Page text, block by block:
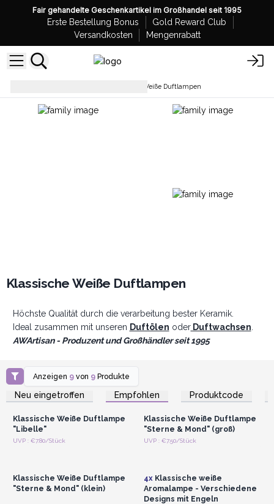
Fair gehandelte Geschenkartikel im Großhandel seit 1995
Erste Bestellung Bonus
Gold Reward Club
Versandkosten
Mengenrabatt
Klassische Weiße Duftlampen
Klassische Weiße Duftlampen
Höchste Qualität durch die verarbeitung bester Keramik.
Ideal zusammen mit unseren Duftölen oderDuftwachsen.
AWArtisan - Produzent und Großhändler seit 1995
Anzeigen 9 von 9 Produkte
Neu eingetroffen Empfohlen Produktcode
Anmelden oder
Registrieren für
Großhandelspreise
Klassische Weiße Duftlampe
"Libelle"
UVP : €7.80/Stück
Registrieren für
Großhandelspreise
Klassische Weiße Duftlampe
"Sterne & Mond" (groß)
UVP : €7.50/Stück
Anmelden oder
Klassische Weiße Duftlampe
"Sterne & Mond" (klein)
Anmelden oder
4xKlassische weiße
Aromalampe - Verschiedene
Designs mit Engeln